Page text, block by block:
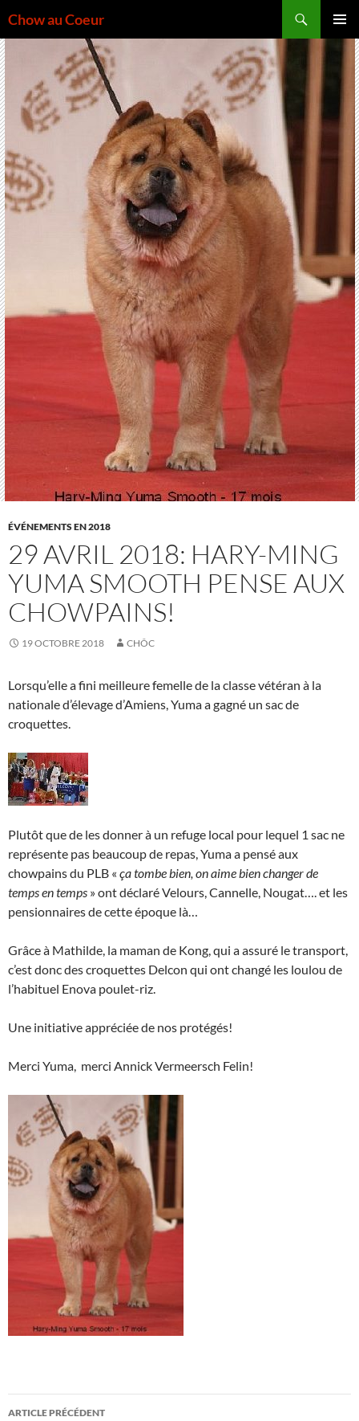
au
contenu
Chow au Coeur
ÉVÉNEMENTS EN 2018
29 AVRIL 2018: HARY-MING
YUMA SMOOTH PENSE AUX
CHOWPAINS!
19 OCTOBRE 2018 CHÔC
Lorsqu’elle a fini meilleure femelle de la classe vétéran à la
nationale d’élevage d’Amiens, Yuma a gagné un sac de
croquettes.
Plutôt que de les donner à un refuge local pour lequel 1 sac ne
représente pas beaucoup de repas, Yuma a pensé aux
chowpains du PLB « ça tombe bien, on aime bien changer de
temps en temps » ont déclaré Velours, Cannelle, Nougat…. et les
pensionnaires de cette époque là…
Grâce à Mathilde, la maman de Kong, qui a assuré le transport,
c’est donc des croquettes Delcon qui ont changé les loulou de
l’habituel Enova poulet-riz.
Une initiative appréciée de nos protégés!
Merci Yuma, merci Annick Vermeersch Felin!
Navigation
ARTICLE PRÉCÉDENT